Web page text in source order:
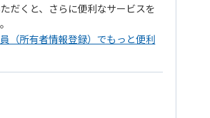
だくと、さらに便利なサービスを
（所有者情報登録）でもっと便利